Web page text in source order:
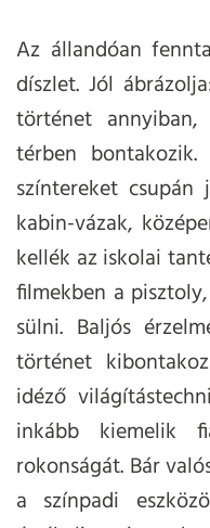
Az állandóan
díszlet. Jól
történet
térben
színtereket
kabin-vázak,
kellék az iskolai
filmekben a
sülni. Baljós
történet
idéző
inkább kiemelik
rokonságát. Bár
a színpadi